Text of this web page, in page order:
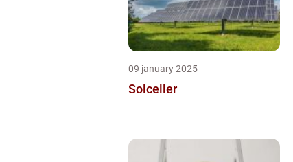
09 january 2025
Solceller